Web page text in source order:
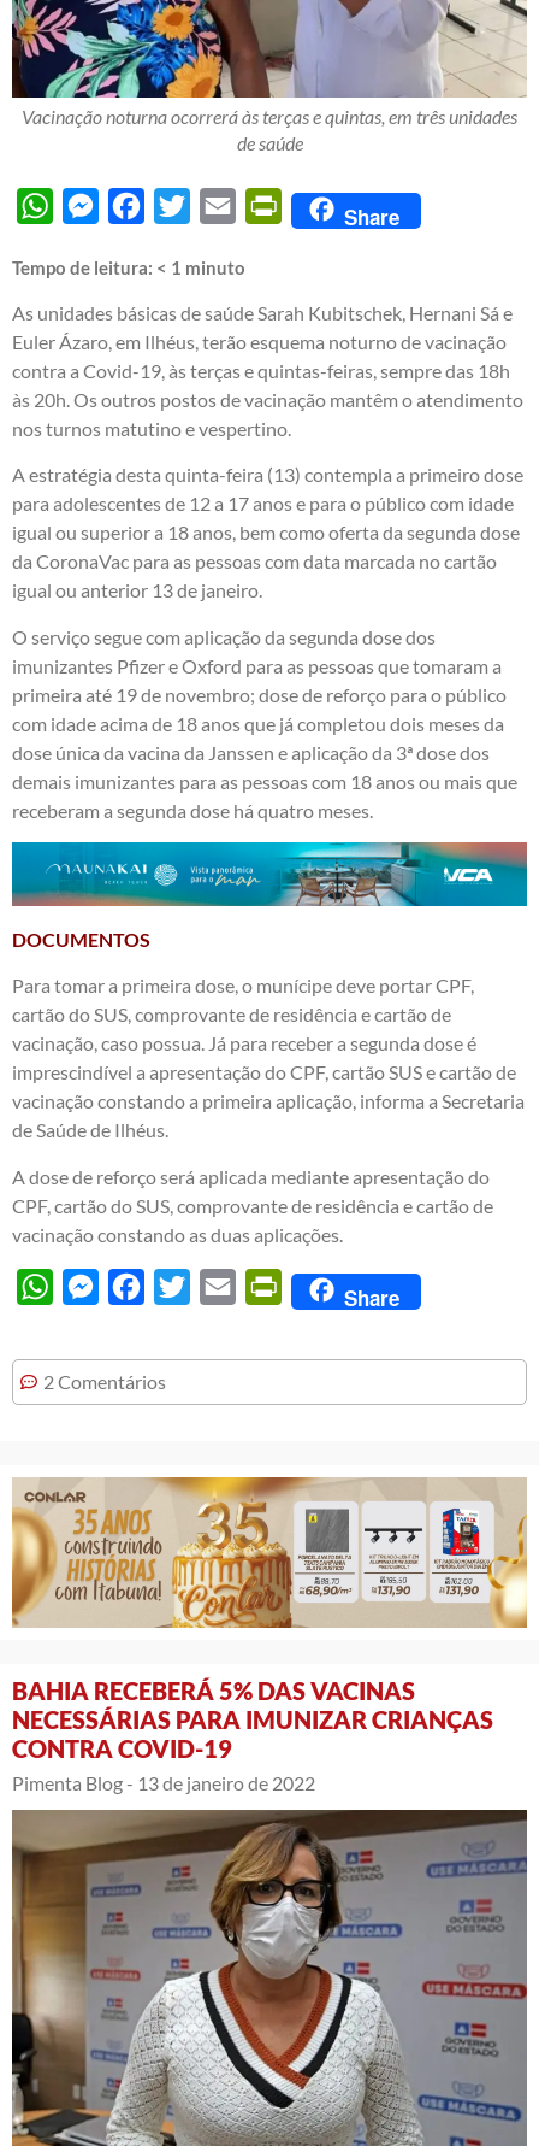
Vacinação noturna ocorrerá às terças e quintas, em três unidades
de saúde
WhatsAppMessengerFacebook
Twitter Email PrintFriendly
Share
Tempo de leitura: < 1 minuto
As unidades básicas de saúde Sarah Kubitschek, Hernani Sá e
Euler Ázaro, em Ilhéus, terão esquema noturno de vacinação
contra a Covid-19, às terças e quintas-feiras, sempre das 18h
às 20h. Os outros postos de vacinação mantêm o atendimento
nos turnos matutino e vespertino.
A estratégia desta quinta-feira (13) contempla a primeiro dose
para adolescentes de 12 a 17 anos e para o público com idade
igual ou superior a 18 anos, bem como oferta da segunda dose
da CoronaVac para as pessoas com data marcada no cartão
igual ou anterior 13 de janeiro.
O serviço segue com aplicação da segunda dose dos
imunizantes Pfizer e Oxford para as pessoas que tomaram a
primeira até 19 de novembro; dose de reforço para o público
com idade acima de 18 anos que já completou dois meses da
dose única da vacina da Janssen e aplicação da 3ª dose dos
demais imunizantes para as pessoas com 18 anos ou mais que
receberam a segunda dose há quatro meses.
DOCUMENTOS
Para tomar a primeira dose, o munícipe deve portar CPF,
cartão do SUS, comprovante de residência e cartão de
vacinação, caso possua. Já para receber a segunda dose é
imprescindível a apresentação do CPF, cartão SUS e cartão de
vacinação constando a primeira aplicação, informa a Secretaria
de Saúde de Ilhéus.
A dose de reforço será aplicada mediante apresentação do
CPF, cartão do SUS, comprovante de residência e cartão de
vacinação constando as duas aplicações.
WhatsAppMessengerFacebook
Twitter Email PrintFriendly
Share
2 Comentários
BAHIA RECEBERÁ 5% DAS VACINAS
NECESSÁRIAS PARA IMUNIZAR CRIANÇAS
CONTRA COVID-19
Pimenta Blog - 13 de janeiro de 2022